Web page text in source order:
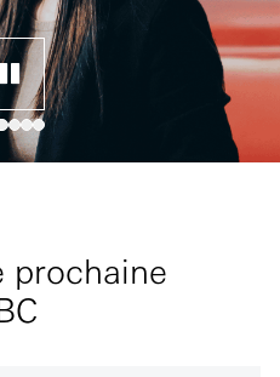
prochaine